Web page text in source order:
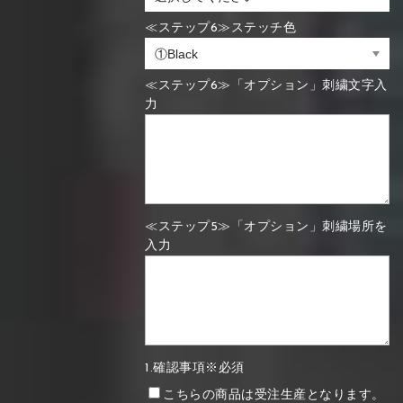
≪ステップ6≫ステッチ色
≪ステップ6≫「オプション」刺繍文字入
力
≪ステップ5≫「オプション」刺繍場所を
入力
1.確認事項※必須
こちらの商品は受注生産となります。